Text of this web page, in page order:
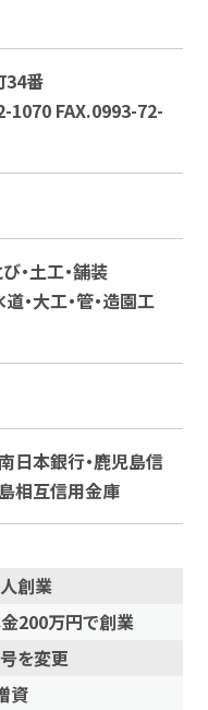
34番
1070 FAX.0993-72-
・土工・舗装
道・大工・管・造園工
日本銀行・鹿児島信
相互信用金庫
創業
200万円で創業
を変更
資